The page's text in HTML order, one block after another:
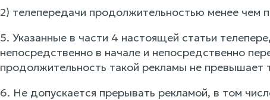
2) телепередачи продолжительностью менее чем
5. Указанные в части 4 настоящей статьи
непосредственно в начале и непосредственно
продолжительность такой рекламы не превышает
6. Не допускается прерывать рекламой, в том